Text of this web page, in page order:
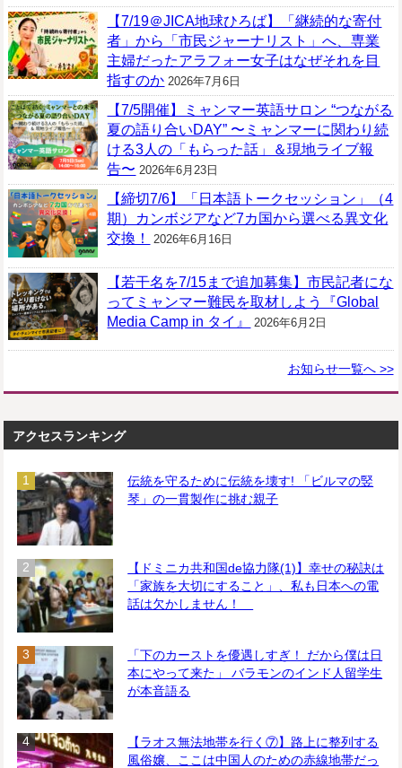
【7/19＠JICA地球ひろば】「継続的な寄付
者」から「市民ジャーナリスト」へ、専業
主婦だったアラフォー女子はなぜそれを目
指すのか 2026年7月6日
【7/5開催】ミャンマー英語サロン “つながる
夏の語り合いDAY” 〜ミャンマーに関わり続
ける3人の「もらった話」＆現地ライブ報
告〜 2026年6月23日
【締切7/6】「日本語トークセッション」（4
期）カンボジアなど7カ国から選べる異文化
交換！
2026年6月16日
【若干名を7/15まで追加募集】市民記者にな
ってミャンマー難民を取材しよう『Global
Media Camp in タイ』
2026年6月2日
お知らせ一覧へ >>
アクセスランキング
伝統を守るために伝統を壊す! 「ビルマの竪
琴」の一貫製作に挑む親子
【ドミニカ共和国de協力隊(1)】幸せの秘訣は
「家族を大切にすること」、私も日本への電
話は欠かしません！
「下のカーストを優遇しすぎ！ だから僕は日
本にやって来た」 バラモンのインド人留学生
が本音語る
【ラオス無法地帯を行く⑦】路上に整列する
風俗嬢、ここは中国人のための赤線地帯だっ